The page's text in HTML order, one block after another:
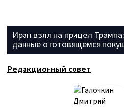
Иран взял на прицел
данные о готовящемся
Редакционный совет